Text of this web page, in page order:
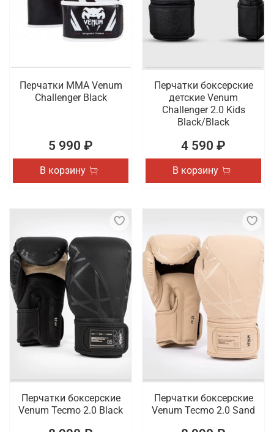
Перчатки ММА Venum
Challenger Black
5 990 ₽
В корзину
Перчатки боксерские
детские Venum
Challenger 2.0 Kids
Black/Black
4 590 ₽
В корзину
Перчатки боксерские
Venum Tecmo 2.0 Black
Перчатки боксерские
Venum Tecmo 2.0 Sand